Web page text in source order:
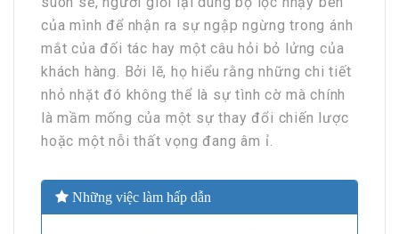
của mình để nhận ra sự ngập ngừng trong ánh
mắt của đối tác hay một câu hỏi bỏ lửng của
khách hàng. Bởi lẽ, họ hiểu rằng những chi tiết
nhỏ nhặt đó không thể là sự tình cờ mà chính
là mầm mống của một sự thay đổi chiến lược
hoặc một nỗi thất vọng đang âm ỉ.
Những việc làm hấp dẫn